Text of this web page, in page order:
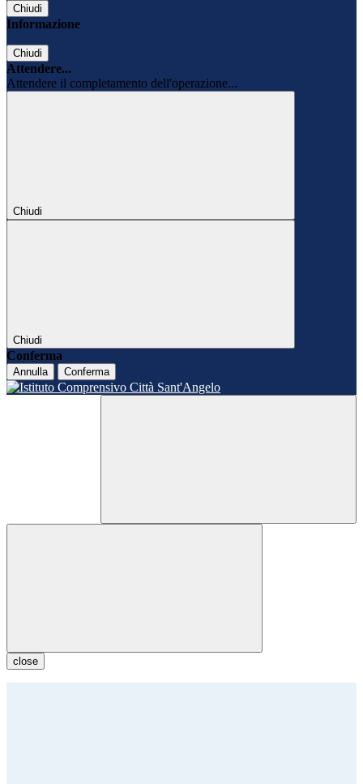
Chiudi
Informazione
Chiudi
Attendere...
Attendere il completamento dell'operazione...
Chiudi
Chiudi
Conferma
Annulla Conferma
close